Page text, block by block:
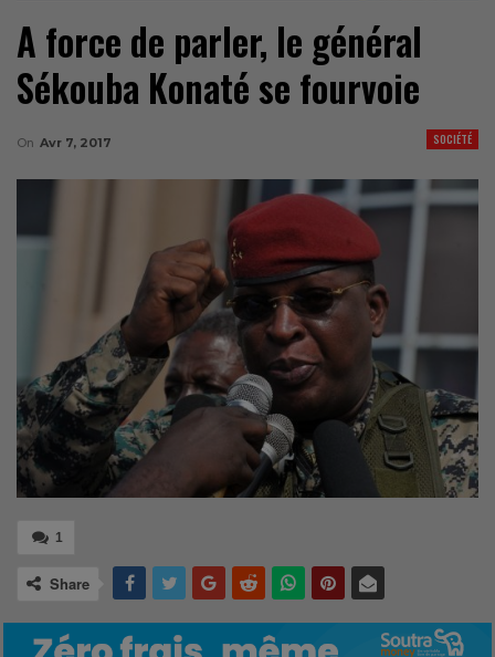
A force de parler, le général
Sékouba Konaté se fourvoie
SOCIÉTÉ
On Avr 7, 2017
1
Share